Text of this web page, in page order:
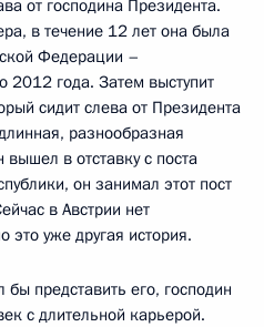
от господина Президента.
в течение 12 лет она была
Федерации –
2012 года. Затем выступит
сидит слева от Президента
разнообразная
в отставку с поста
он занимал этот пост
в Австрии нет
это уже другая история.
представить его, господин
с длительной карьерой.